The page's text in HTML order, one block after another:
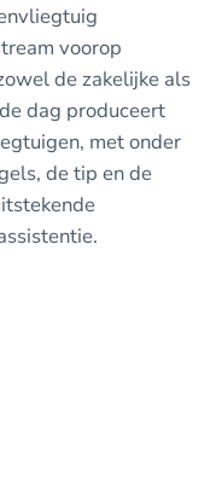
voorop
de zakelijke als
dag produceert
met onder
de tip en de